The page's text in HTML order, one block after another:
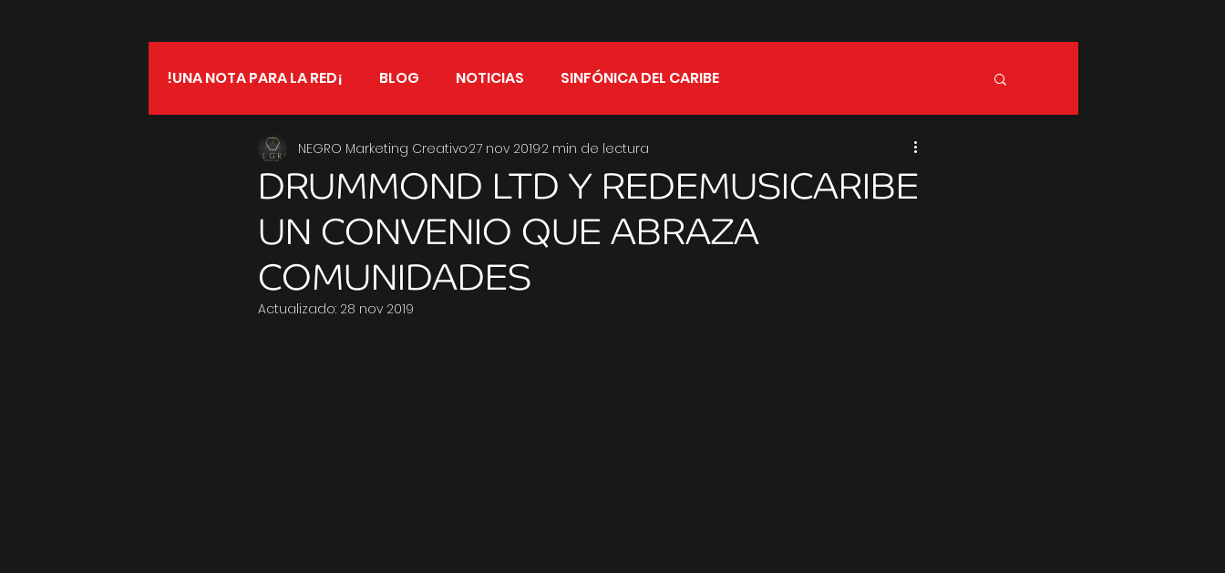
!UNA NOTA PARA LA RED¡ BLOG NOTICIAS SINFÓNICA DEL CARIBE
DRUMMOND LTD Y REDEMUSICARIBE
UN CONVENIO QUE ABRAZA
COMUNIDADES
NEGRO Marketing Creativo27 nov 20192 min de lectura
Actualizado: 28 nov 2019